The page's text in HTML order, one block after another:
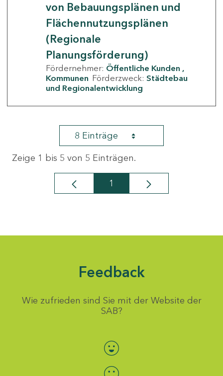
von Bebauungsplänen und
Flächennutzungsplänen
(Regionale
Planungsförderung)
Fördernehmer: Öffentliche Kunden
Kommunen Förderzweck: Städtebau
und Regionalentwicklung
8 Einträge
Zeige 1 bis 5 von 5 Einträgen.
Seite
1
Feedback
Wie zufrieden sind Sie mit der Website der
SAB?
Bewertung auswählen